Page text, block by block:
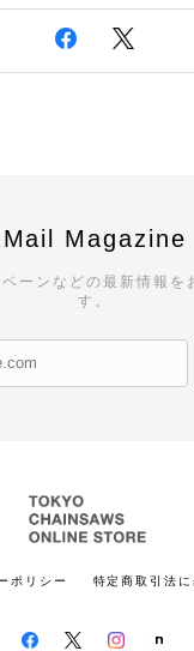
Mail Magazine
ーンなどの最新情報を
す。
ポリシー 特定商取引法